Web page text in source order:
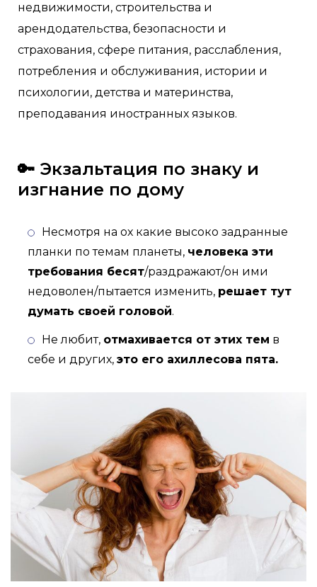
недвижимости, строительства и
арендодательства, безопасности и
страхования, сфере питания, расслабления,
потребления и обслуживания, истории и
психологии, детства и материнства,
преподавания иностранных языков.
🔑 Экзальтация по знаку и
изгнание по дому
Несмотря на ох какие высоко задранные
планки по темам планеты, человека эти
требования бесят/раздражают/он ими
недоволен/пытается изменить, решает тут
думать своей головой.
Не любит, отмахивается от этих тем в
себе и других, это его ахиллесова пята.